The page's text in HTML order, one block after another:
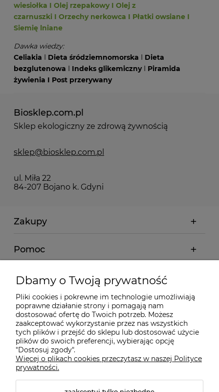
wiesiołka I Olej rzepakowyI Olej z
czarnuszki I Orzechy nerkowca I Płatki owsiane I
Siemię lniane
Dawka wiedzy:
Celiakia I Dieta śródziemnomorska I Dieta
bezglutenowa I Indeks glikemicznyI Piramida
żywienia I Post przerywany
Biosklep.com.pl
Sklep ekologiczny ze zdrową żywnością
sklep@biosklep.com.pl
ul. Miła 22
84-207 Bojano k. Gdyni
Zakupy
Pomoc
Moje konto
Informacje
O nas
Kontakt
Dbamy o Twoją prywatność
Pliki cookies i pokrewne im technologie umożliwiają
poprawne działanie strony i pomagają nam
dostosować ofertę do Twoich potrzeb. Możesz
zaakceptować wykorzystanie przez nas wszystkich
tych plików i przejść do sklepu lub dostosować użycie
plików do swoich preferencji, wybierając opcję
"Dostosuj zgody".
Więcej o plikach cookies przeczytasz w naszej Polityce
prywatności.